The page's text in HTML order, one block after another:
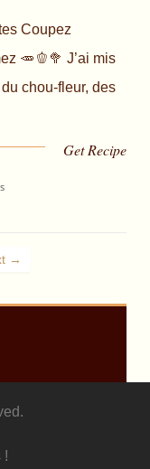
Coupez
🥕🫑🥦 J’ai mis
chou-fleur, des
Get Recipe
→
!